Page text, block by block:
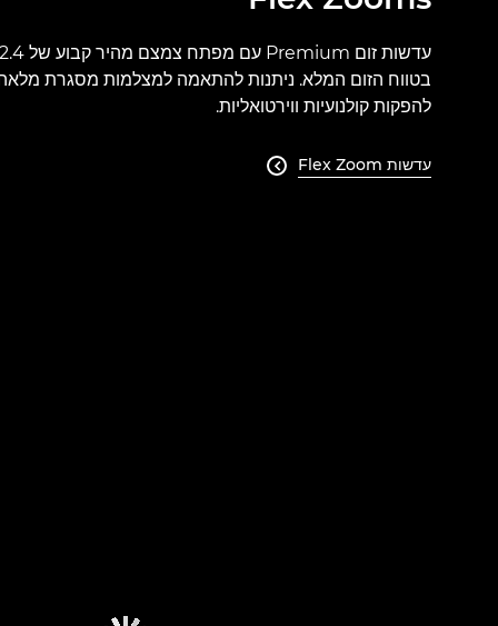
להפקות קולנועיות ווירטואליות.
עדשות Flex Zoom 